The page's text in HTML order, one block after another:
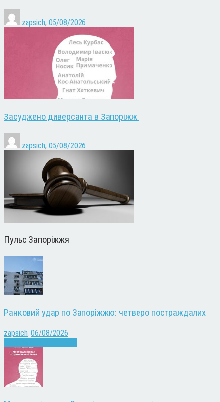
zapsich, 05/08/2026
Засуджено диверсанта в Запоріжжі
zapsich, 05/08/2026
Пульс Запоріжжя
Ранковий удар по Запоріжжю: четверо постраждалих
zapsich, 06/08/2026